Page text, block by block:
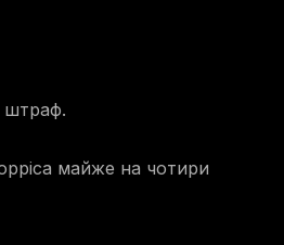
штраф.
майже на чотири